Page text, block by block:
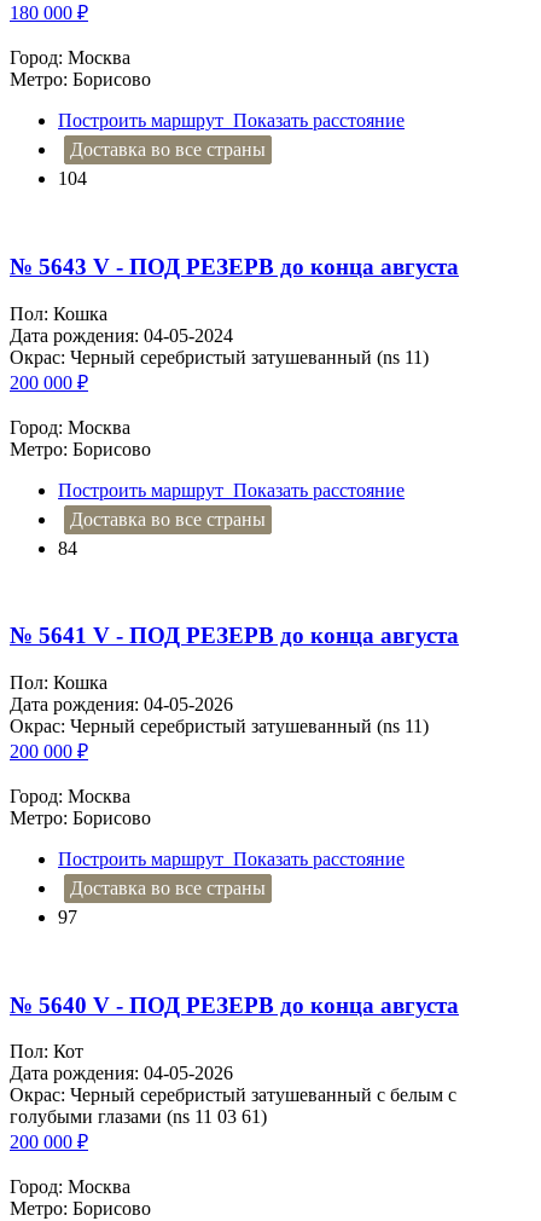
180 000 ₽
Город: Москва
Метро: Борисово
Построить маршрут Показать расстояние
Доставка во все страны
104
№ 5643 V - ПОД РЕЗЕРВ до конца августа
Пол: Кошка
Дата рождения: 04-05-2024
Окрас: Черный серебристый затушеванный (ns 11)
200 000 ₽
Город: Москва
Метро: Борисово
Построить маршрут Показать расстояние
Доставка во все страны
84
№ 5641 V - ПОД РЕЗЕРВ до конца августа
Пол: Кошка
Дата рождения: 04-05-2026
Окрас: Черный серебристый затушеванный (ns 11)
200 000 ₽
Город: Москва
Метро: Борисово
Построить маршрут Показать расстояние
Доставка во все страны
97
№ 5640 V - ПОД РЕЗЕРВ до конца августа
Пол: Кот
Дата рождения: 04-05-2026
Окрас: Черный серебристый затушеванный с белым с
голубыми глазами (ns 11 03 61)
200 000 ₽
Город: Москва
Метро: Борисово